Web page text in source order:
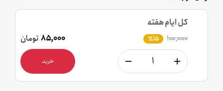
کل ایام هفته
۱۰۰,۰۰۰
٪15 ۸۵,۰۰۰ تومان
خرید